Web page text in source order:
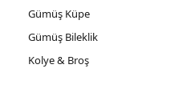
Gümüş Küpe
Gümüş Bileklik
Kolye & Broş